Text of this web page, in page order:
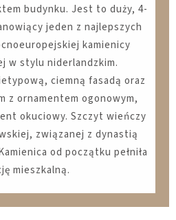
budynku. Jest to duży, 4-
jeden z najlepszych
kamienicy
w stylu niderlandzkim.
ciemną fasadą oraz
z ornamentem ogonowym,
okuciowy. Szczyt wieńczy
związanej z dynastią
od początku pełniła
mieszkalną.